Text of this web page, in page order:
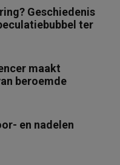
Geschiedenis
ter
maakt
beroemde
en nadelen